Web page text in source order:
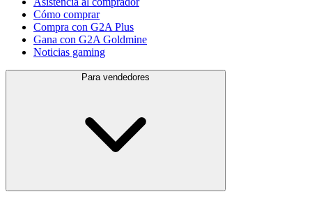
Cómo comprar
Compra con G2A Plus
Gana con G2A Goldmine
Noticias gaming
Para vendedores